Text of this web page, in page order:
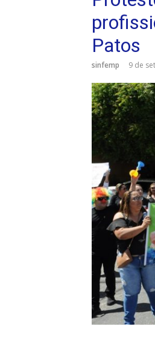
Patos
sinfemp 9 de